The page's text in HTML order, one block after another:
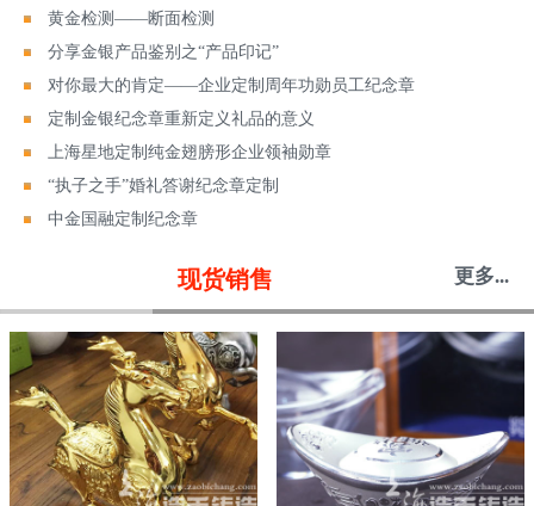
黄金检测——断面检测
分享金银产品鉴别之“产品印记”
对你最大的肯定——企业定制周年功勋员工纪念章
定制金银纪念章重新定义礼品的意义
上海星地定制纯金翅膀形企业领袖勋章
“执子之手”婚礼答谢纪念章定制
中金国融定制纪念章
现货销售 更多...